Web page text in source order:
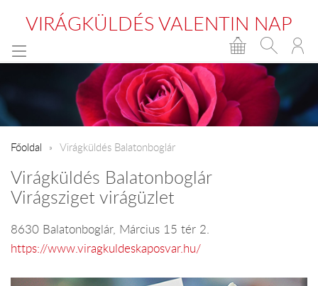
VIRÁGKÜLDÉS VALENTIN NAP
Főoldal Virágküldés Balatonboglár
Virágküldés Balatonboglár
Virágsziget virágüzlet
8630 Balatonboglár, Március 15 tér 2.
https://www.viragkuldeskaposvar.hu/